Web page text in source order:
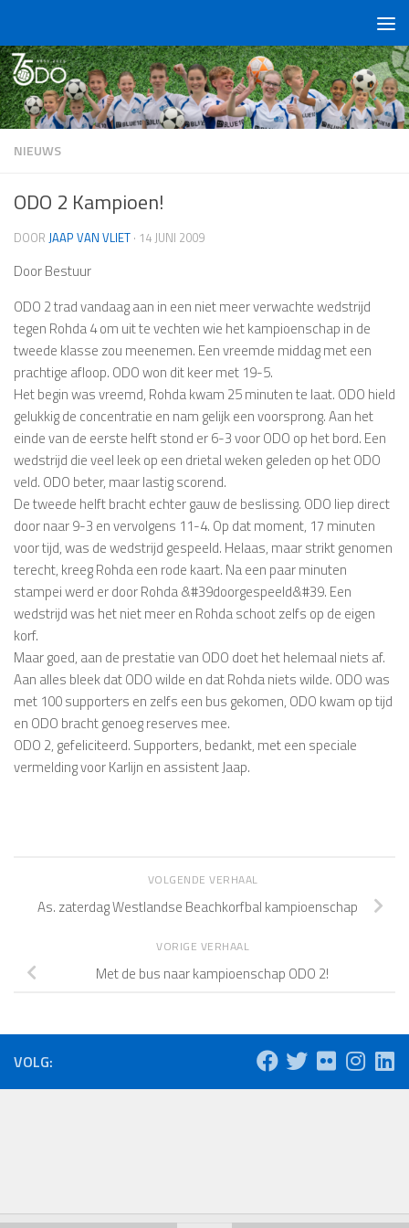
NIEUWS
ODO 2 Kampioen!
DOOR JAAP VAN VLIET · 14 JUNI 2009
Door Bestuur
ODO 2 trad vandaag aan in een niet meer verwachte wedstrijd
tegen Rohda 4 om uit te vechten wie het kampioenschap in de
tweede klasse zou meenemen. Een vreemde middag met een
prachtige afloop. ODO won dit keer met 19-5.
Het begin was vreemd, Rohda kwam 25 minuten te laat. ODO hield
gelukkig de concentratie en nam gelijk een voorsprong. Aan het
einde van de eerste helft stond er 6-3 voor ODO op het bord. Een
wedstrijd die veel leek op een drietal weken geleden op het ODO
veld. ODO beter, maar lastig scorend.
De tweede helft bracht echter gauw de beslissing. ODO liep direct
door naar 9-3 en vervolgens 11-4. Op dat moment, 17 minuten
voor tijd, was de wedstrijd gespeeld. Helaas, maar strikt genomen
terecht, kreeg Rohda een rode kaart. Na een paar minuten
stampei werd er door Rohda &#39doorgespeeld&#39. Een
wedstrijd was het niet meer en Rohda schoot zelfs op de eigen
korf.
Maar goed, aan de prestatie van ODO doet het helemaal niets af.
Aan alles bleek dat ODO wilde en dat Rohda niets wilde. ODO was
met 100 supporters en zelfs een bus gekomen, ODO kwam op tijd
en ODO bracht genoeg reserves mee.
ODO 2, gefeliciteerd. Supporters, bedankt, met een speciale
vermelding voor Karlijn en assistent Jaap.
VOLGENDE VERHAAL
As. zaterdag Westlandse Beachkorfbal kampioenschap
VORIGE VERHAAL
Met de bus naar kampioenschap ODO 2!
VOLG: